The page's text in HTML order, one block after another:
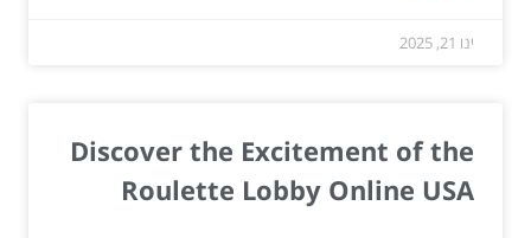
ינו 21, 2025
Discover the Excitement of the
Roulette Lobby Online USA